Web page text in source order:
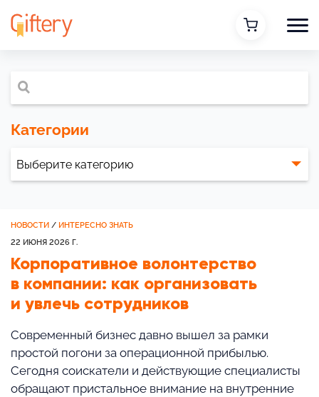
Категории
НОВОСТИ / ИНТЕРЕСНО ЗНАТЬ
22 ИЮНЯ 2026 Г.
Корпоративное волонтерство
в компании: как организовать
и увлечь сотрудников
Современный бизнес давно вышел за рамки
простой погони за операционной прибылью.
Сегодня соискатели и действующие специалисты
обращают пристальное внимание на внутренние